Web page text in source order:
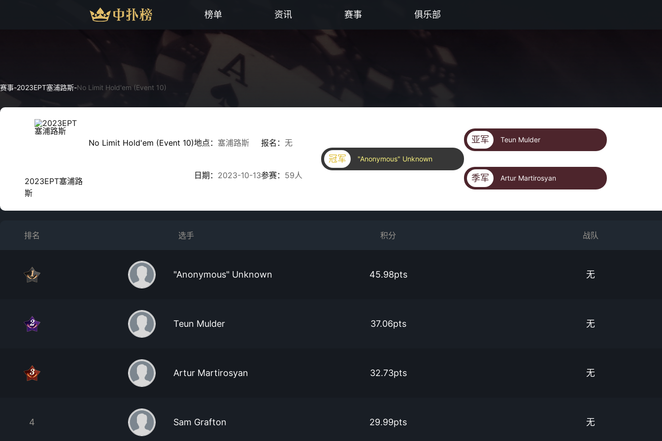
榜单 资讯 赛事 俱乐部
赛事-2023EPT塞浦路斯-No Limit Hold'em (Event 10)
2023EPT塞浦路
斯
No Limit Hold'em (Event 10)地点： 塞浦路斯
日期： 2023-10-13
报名： 无
参赛： 59人
冠军 "Anonymous" Unknown
亚军 Teun Mulder
季军 Artur Martirosyan
排名 选手 积分 战队
"Anonymous" Unknown 45.98pts 无
Teun Mulder 37.06pts 无
Artur Martirosyan 32.73pts 无
4 Sam Grafton 29.99pts 无